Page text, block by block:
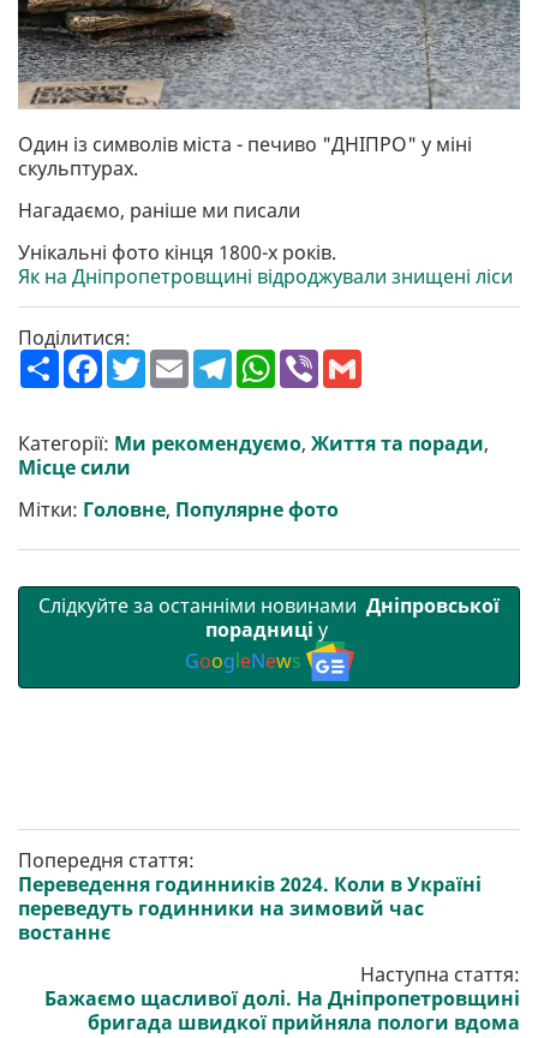
Один із символів міста - печиво "ДНІПРО" у міні
скульптурах.
Нагадаємо, раніше ми писали
Унікальні фото кінця 1800-х років.
Як на Дніпропетровщині відроджували знищені ліси
Поділитися:
П
о
р
и
т
F
a
b
o
o
T
w
e
E
m
l
T
e
g
r
W
h
s
A
V
r l
Категорії: Ми рекомендуємо, Життя та поради,
Місце сили
Мітки: Головне, Популярне фото
Слідкуйте за останніми новинами Дніпровської
порадниці у
GoogleNews
Попередня стаття:
Переведення годинників 2024. Коли в Україні
переведуть годинники на зимовий час
востаннє
Наступна стаття:
Бажаємо щасливої долі. На Дніпропетровщині
бригада швидкої прийняла пологи вдома